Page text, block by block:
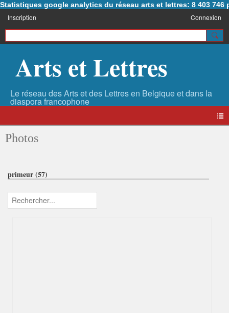
Statistiques google analytics du réseau arts et lettres: 8 403 746
Inscription Connexion
Arts et Lettres
Photos
primeur (57)